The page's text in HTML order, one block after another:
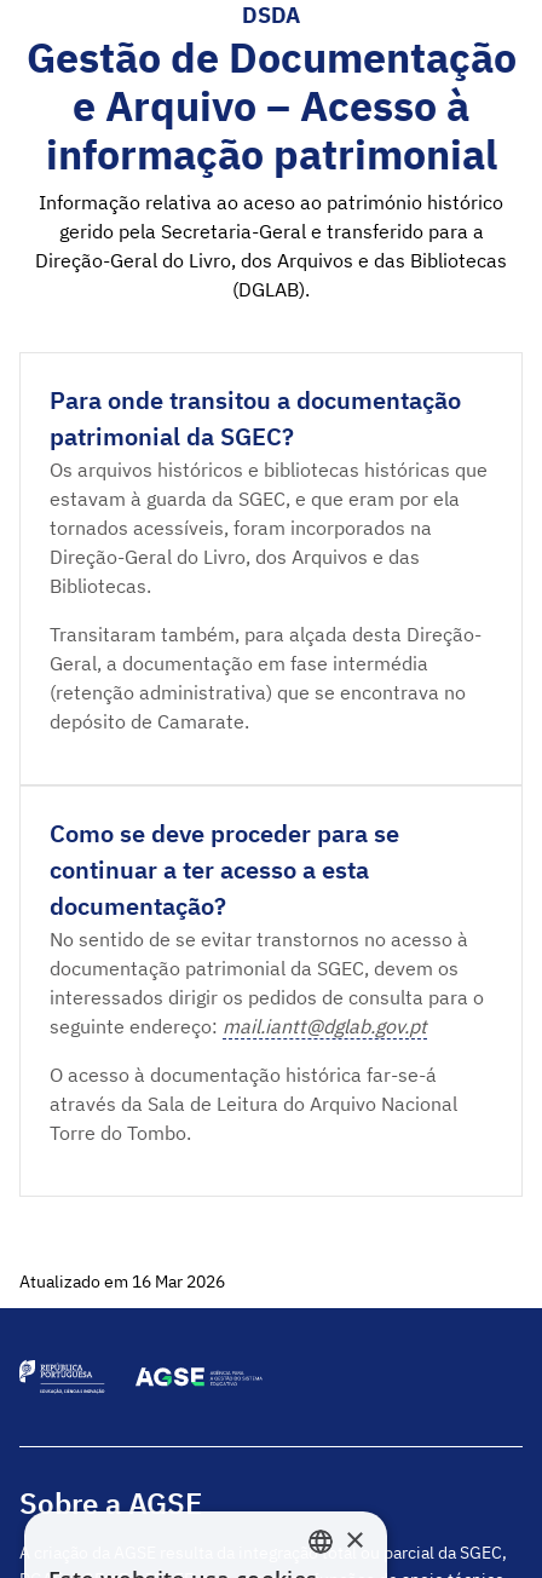
DSDA
Gestão de Documentação
e Arquivo – Acesso à
informação patrimonial
Informação relativa ao aceso ao património histórico
gerido pela Secretaria-Geral e transferido para a
Direção-Geral do Livro, dos Arquivos e das Bibliotecas
(DGLAB).
Para onde transitou a documentação
patrimonial da SGEC?
Os arquivos históricos e bibliotecas históricas que
estavam à guarda da SGEC, e que eram por ela
tornados acessíveis, foram incorporados na
Direção-Geral do Livro, dos Arquivos e das
Bibliotecas.
Transitaram também, para alçada desta Direção-
Geral, a documentação em fase intermédia
(retenção administrativa) que se encontrava no
depósito de Camarate.
Como se deve proceder para se
continuar a ter acesso a esta
documentação?
No sentido de se evitar transtornos no acesso à
documentação patrimonial da SGEC, devem os
interessados dirigir os pedidos de consulta para o
seguinte endereço: mail.iantt@dglab.gov.pt
O acesso à documentação histórica far-se-á
através da Sala de Leitura do Arquivo Nacional
Torre do Tombo.
Atualizado em 16 Mar 2026
Sobre a AGSE
A criação da AGSE resulta da integração total ou parcial da SGEC,
×